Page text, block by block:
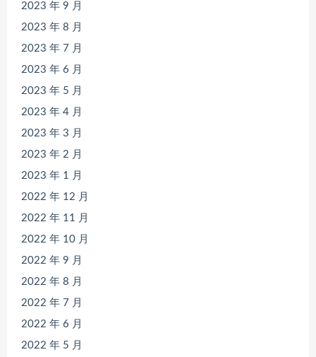
2023 年 9 月
2023 年 8 月
2023 年 7 月
2023 年 6 月
2023 年 5 月
2023 年 4 月
2023 年 3 月
2023 年 2 月
2023 年 1 月
2022 年 12 月
2022 年 11 月
2022 年 10 月
2022 年 9 月
2022 年 8 月
2022 年 7 月
2022 年 6 月
2022 年 5 月